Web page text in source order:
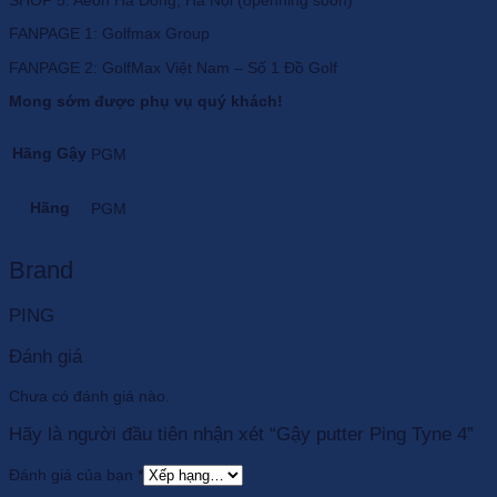
FANPAGE 1: Golfmax Group
FANPAGE 2: GolfMax Việt Nam – Số 1 Đồ Golf
Mong sớm được phụ vụ quý khách!
Hãng Gậy PGM
Hãng PGM
Brand
PING
Đánh giá
Chưa có đánh giá nào.
Hãy là người đầu tiên nhận xét “Gậy putter Ping Tyne 4”
Đánh giá của bạn *